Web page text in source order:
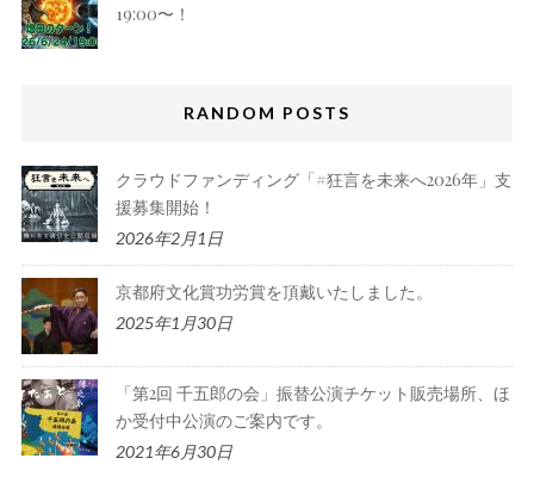
19:00〜！
RANDOM POSTS
クラウドファンディング「#狂言を未来へ2026年」支
援募集開始！
2026年2月1日
京都府文化賞功労賞を頂戴いたしました。
2025年1月30日
「第2回 千五郎の会」振替公演チケット販売場所、ほ
か受付中公演のご案内です。
2021年6月30日